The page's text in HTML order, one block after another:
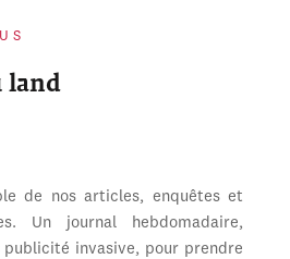
land
de nos articles, enquêtes et
Un journal hebdomadaire,
publicité invasive, pour prendre